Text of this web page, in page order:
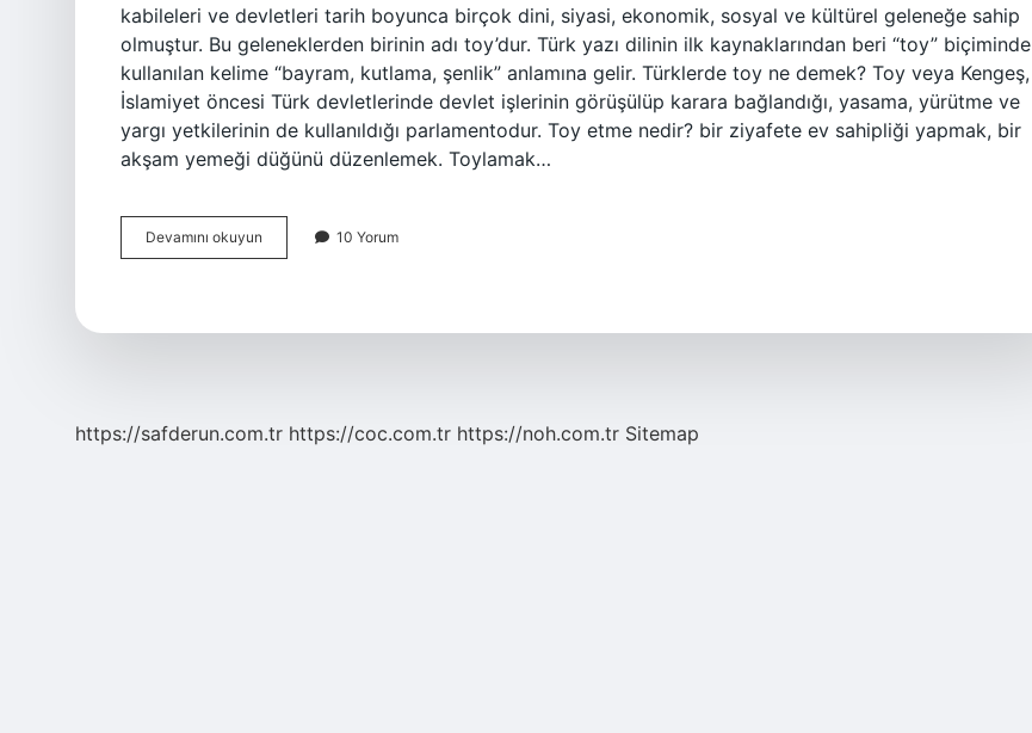
kabileleri ve devletleri tarih boyunca birçok dini, siyasi, ekonomik, sosyal ve kültürel geleneğe sahip
olmuştur. Bu geleneklerden birinin adı toy’dur. Türk yazı dilinin ilk kaynaklarından beri “toy” biçiminde
kullanılan kelime “bayram, kutlama, şenlik” anlamına gelir. Türklerde toy ne demek? Toy veya Kengeş,
İslamiyet öncesi Türk devletlerinde devlet işlerinin görüşülüp karara bağlandığı, yasama, yürütme ve
yargı yetkilerinin de kullanıldığı parlamentodur. Toy etme nedir? bir ziyafete ev sahipliği yapmak, bir
akşam yemeği düğünü düzenlemek. Toylamak…
Devamını okuyun
Davranış
10 Yorum
https://safderun.com.tr https://coc.com.tr https://noh.com.tr Sitemap